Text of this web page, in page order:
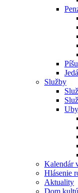
Služby
Kalendár
Hlásenie
Aktuality
Dom